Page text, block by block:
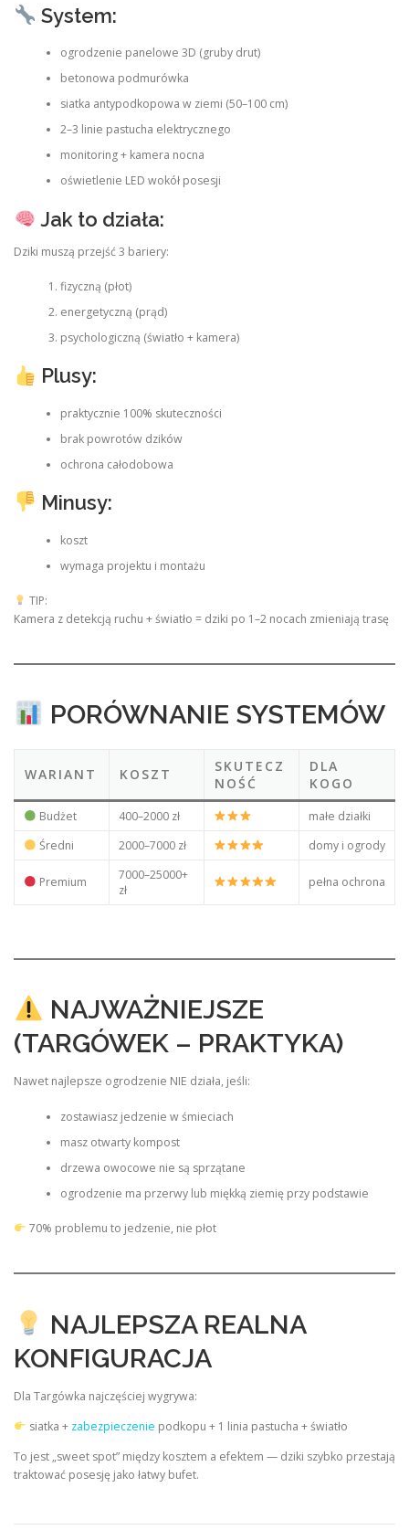
System:
ogrodzenie panelowe 3D (gruby drut)
betonowa podmurówka
siatka antypodkopowa w ziemi (50–100 cm)
2–3 linie pastucha elektrycznego
monitoring + kamera nocna
oświetlenie LED wokół posesji
Jak to działa:
Dziki muszą przejść 3 bariery:
fizyczną (płot)
energetyczną (prąd)
psychologiczną (światło + kamera)
Plusy:
praktycznie 100% skuteczności
brak powrotów dzików
ochrona całodobowa
Minusy:
koszt
wymaga projektu i montażu
TIP:
Kamera z detekcją ruchu + światło = dziki po 1–2 nocach zmieniają trasę
PORÓWNANIE SYSTEMÓW
WARIANT KOSZT
SKUTECZ
NOŚĆ
DLA
KOGO
Budżet 400–2000 zł
małe działki
Średni
2000–7000 zł domy i ogrody
Premium
7000–25000+
zł
pełna ochrona
NAJWAŻNIEJSZE
(TARGÓWEK – PRAKTYKA)
Nawet najlepsze ogrodzenie NIE działa, jeśli:
zostawiasz jedzenie w śmieciach
masz otwarty kompost
drzewa owocowe nie są sprzątane
ogrodzenie ma przerwy lub miękką ziemię przy podstawie
70% problemu to jedzenie, nie płot
NAJLEPSZA REALNA
KONFIGURACJA
Dla Targówka najczęściej wygrywa:
siatka + zabezpieczenie podkopu + 1 linia pastucha + światło
To jest „sweet spot” między kosztem a efektem — dziki szybko przestają
traktować posesję jako łatwy bufet.